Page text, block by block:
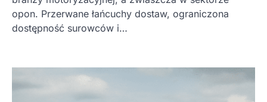
opon. Przerwane łańcuchy dostaw, ograniczona
dostępność surowców i…